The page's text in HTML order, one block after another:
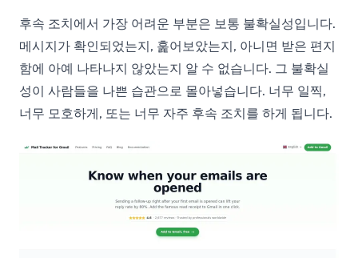
후속 조치에서 가장 어려운 부분은 보통 불확실성입니다.
메시지가 확인되었는지, 훑어보았는지, 아니면 받은 편지
함에 아예 나타나지 않았는지 알 수 없습니다. 그 불확실
성이 사람들을 나쁜 습관으로 몰아넣습니다. 너무 일찍,
너무 모호하게, 또는 너무 자주 후속 조치를 하게 됩니다.